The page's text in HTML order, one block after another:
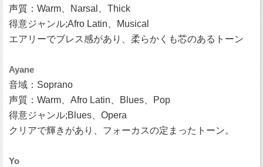
声質：Warm、Narsal、Thick
得意ジャンル;Afro Latin、Musical
エアリーでブレス感があり、柔らかくも芯のあるトーン
Ayane
音域：Soprano
声質：Warm、Afro Latin、Blues、Pop
得意ジャンル;Blues、Opera
クリアで輝きがあり、フォーカスの定まったトーン。
Yo